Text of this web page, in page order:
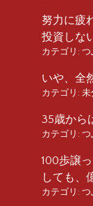
努力に疲
投資しな
カテゴリ: つ
いや、全
カテゴリ: 未
35歳から
カテゴリ: つ
100歩譲
しても、
カテゴリ: つ